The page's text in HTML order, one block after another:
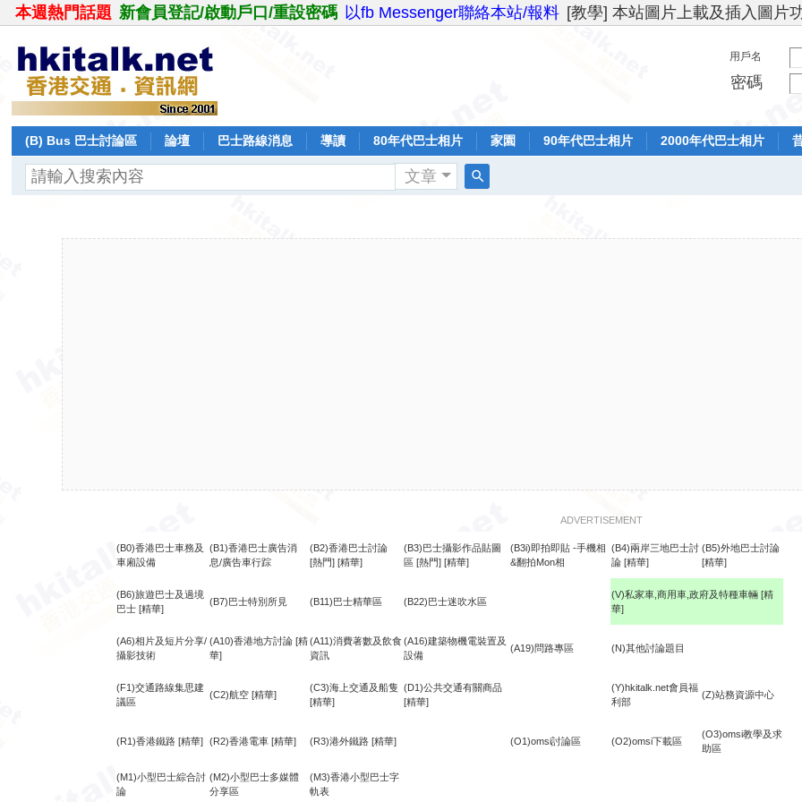
本週熱門話題 新會員登記/啟動戶口/重設密碼 以fb Messenger聯絡本站/報料 [教學] 本站圖片上載及插入圖片
用戶名
密碼
(B) Bus 巴士討論區 論壇 巴士路線消息 導讀 80年代巴士相片 家園 90年代巴士相片 2000年代巴士相片
文章
ADVERTISEMENT
(B0)香港巴士車務及
車廂設備
(B1)香港巴士廣告消
息/廣告車行踪
(B2)香港巴士討論
[熱門] [精華]
(B3)巴士攝影作品貼圖
區 [熱門] [精華]
(B3i)即拍即貼 -手機相
&翻拍Mon相
(B4)兩岸三地巴士討
論 [精華]
(B5)外地巴士討論
[精華]
(B6)旅遊巴士及過境
巴士 [精華]
(B7)巴士特別所見 (B11)巴士精華區 (B22)巴士迷吹水區
(V)私家車,商用車,政府及特種車輛 [精
華]
(A6)相片及短片分享/
攝影技術
(A10)香港地方討論 [精
華]
(A11)消費著數及飲食
資訊
(A16)建築物機電裝置及
設備
(A19)問路專區 (N)其他討論題目
(F1)交通路線集思建
議區
(C2)航空 [精華]
(C3)海上交通及船隻
[精華]
(D1)公共交通有關商品
[精華]
(Y)hkitalk.net會員福
利部
(Z)站務資源中心
(R1)香港鐵路 [精華] (R2)香港電車 [精華] (R3)港外鐵路 [精華] (O1)omsi討論區 (O2)omsi下載區
(O3)omsi教學及求
助區
(M1)小型巴士綜合討
論
(M2)小型巴士多媒體
分享區
(M3)香港小型巴士字
軌表